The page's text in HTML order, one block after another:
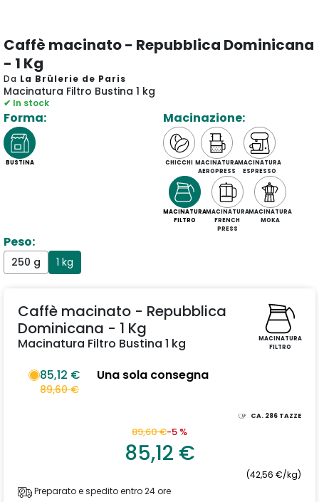
Caffè macinato - Repubblica Dominicana
- 1 Kg
Da La Brûlerie de Paris
Macinatura Filtro Bustina 1 kg
✔ In stock
Forma:
BUSTINA
Macinazione:
CHICCHI MACINATURA
AEROPRESS
MACINATURA
ESPRESSO
MACINATURA
FILTRO
MACINATURA
FRENCH
PRESS
MACINATURA
MOKA
Peso:
250 g 1 kg
MACINATURA
FILTRO
Caffè macinato - Repubblica
Dominicana - 1 Kg
Macinatura Filtro Bustina 1 kg
85,12 €
89,60 €
Una sola consegna
CA. 286 TAZZE
89,60 €-5 %
85,12 €
(42,56 €/kg)
Preparato e spedito entro 24 ore